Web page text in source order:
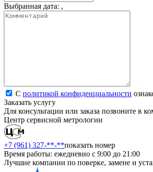
Выбранная дата: ,
С политикой конфиденциальности
Заказать услугу
Для консультации или заказа позвоните в
Центр сервисной метрологии
+7 (961) 327-**-**показать номер
Время работы: ежедневно с 9:00 до 21:00
Лучшие компании по поверке, замене и